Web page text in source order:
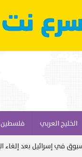
الخليج العربي فلسطين 48